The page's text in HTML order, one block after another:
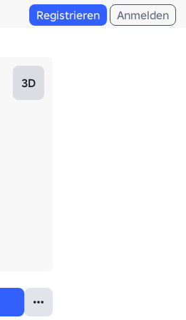
Registrieren Anmelden
3D